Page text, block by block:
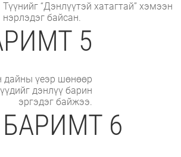
Түүнийг “Дэнлүүтэй хатагтай” хэмээн
нэрлэдэг байсан.
5
үеэр шөнөөр
дэнлүү барин
эргэдэг байжээ.
БАРИМТ 6